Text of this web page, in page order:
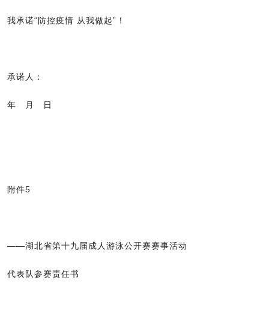
我承诺“防控疫情 从我做起”！
承诺人：
年 月 日
附件5
——湖北省第十九届成人游泳公开赛赛事活动
代表队参赛责任书